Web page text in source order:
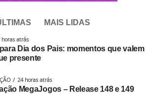
MAIS LIDAS
horas atrás
Dia dos Pais: momentos que valem
presente
24 horas atrás
MegaJogos – Release 148 e 149